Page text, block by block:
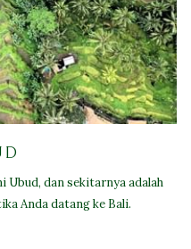
Ubud, dan sekitarnya adalah
Anda datang ke Bali.